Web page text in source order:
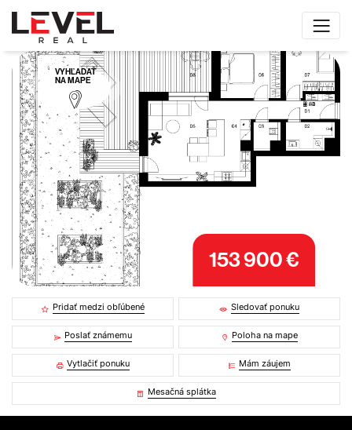
VYHĽADAŤ
NA MAPE
153 900 €
Pridať medzi obľúbené Sledovať ponuku
Poslať známemu Poloha na mape
Vytlačiť ponuku Mám záujem
Mesačná splátka